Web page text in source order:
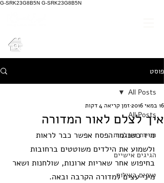
G-SRK23G8B5N G-SRK23G8B5N
פוסט
All Posts
חוויות מצולמות
הגיגים אישיים
טיפים בצילום
All Posts
איך לצלם לאור המדורה
16 במאי 2016 זמן קריאה 4 דקות
מיד כשנגמר הפסח אפשר כבר לראות
ולשמוע את הילדים משוטטים ברחובות
בחיפוש אחר שאריות ארונות, שולחנות ושאר
מיני עצים למדורה הקרבה ובאה.